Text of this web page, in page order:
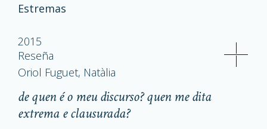
Estremas
2015
Reseña
Oriol Fuguet, Natàlia
de quen é o meu discurso? quen me dita
extrema e clausurada?